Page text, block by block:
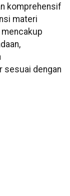
komprehensif
materi
sesuai dengan